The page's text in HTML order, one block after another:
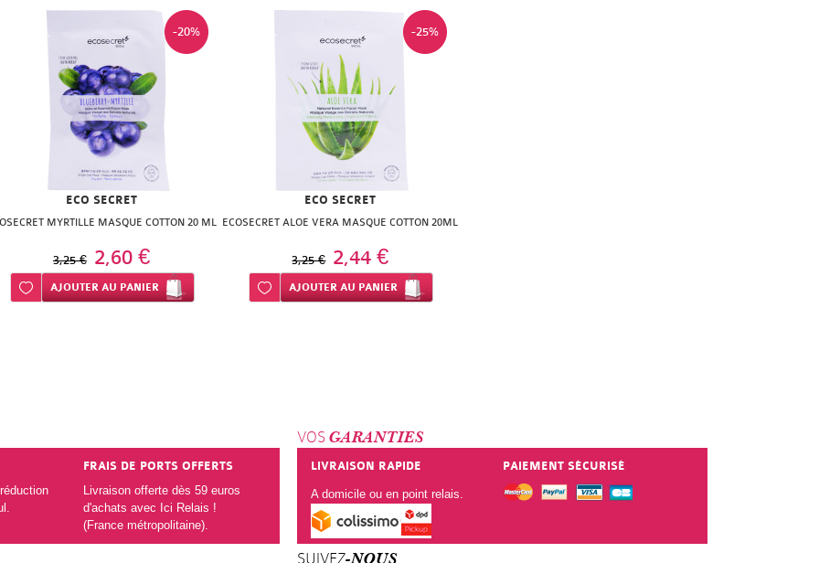
-20%
ECO SECRET
MYRTILLE MASQUE COTTON 20 ML
3,25 € 2,60 €
Ajouter à ma liste d’envie
AJOUTER AU PANIER
-25%
ECO SECRET
ECOSECRET ALOE VERA MASQUE COTTON 20ML
3,25 € 2,44 €
Ajouter à ma liste d’envie
AJOUTERAU PANIER
FRAIS DE PORTS OFFERTS
Livraison offerte dès 59 euros
d'achats avec Ici Relais !
(France métropolitaine).
VOSGARANTIES
LIVRAISON RAPIDE
A domicile ou en point relais.
PAIEMENT SÉCURISÉ
SUIVEZ -NOUS